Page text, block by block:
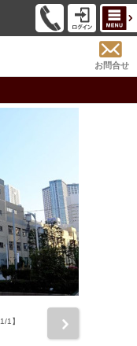
お問合せ
1/1】